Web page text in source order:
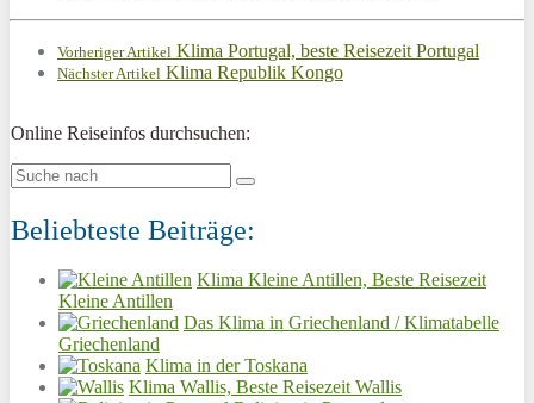
Vorheriger Artikel Klima Portugal, beste Reisezeit Portugal
Nächster Artikel Klima Republik Kongo
Online Reiseinfos durchsuchen:
Beliebteste Beiträge:
Klima Kleine Antillen, Beste Reisezeit
Kleine Antillen
Das Klima in Griechenland / Klimatabelle
Griechenland
Klima in der Toskana
Klima Wallis, Beste Reisezeit Wallis